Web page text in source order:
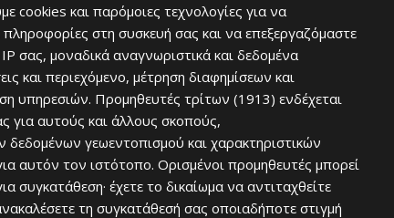
cookies και παρόμοιες τεχνολογίες για να
στη συσκευή σας και να επεξεργαζόμαστε
σας, μοναδικά αναγνωριστικά και δεδομένα
και περιεχόμενο, μέτρηση διαφημίσεων και
υπηρεσιών. Προμηθευτές τρίτων (1913) ενδέχεται
για αυτούς και άλλους σκοπούς,
γεωεντοπισμού και χαρακτηριστικών
αυτόν τον ιστότοπο. Ορισμένοι προμηθευτές μπορεί
συγκατάθεση· έχετε το δικαίωμα να αντιταχθείτε
τη συγκατάθεσή σας οποιαδήποτε στιγμή